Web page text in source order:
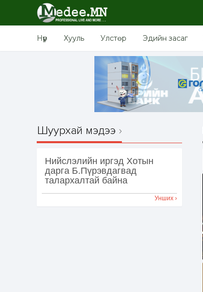
Нүүр Хууль Улстөр Эдийн засаг
Шуурхай мэдээ
Нийслэлийн иргэд Хотын
дарга Б.Пүрэвдагвад
талархалтай байна
Унших ›